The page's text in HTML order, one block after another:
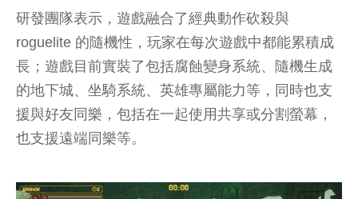
研發團隊表示，遊戲融合了經典動作砍殺與
roguelite 的隨機性，玩家在每次遊戲中都能累積成
長；遊戲目前實裝了包括腐蝕變身系統、隨機生成
的地下城、坐騎系統、英雄專屬能力等，同時也支
援與好友同樂，包括在一起使用共享或分割螢幕，
也支援遠端同樂等。